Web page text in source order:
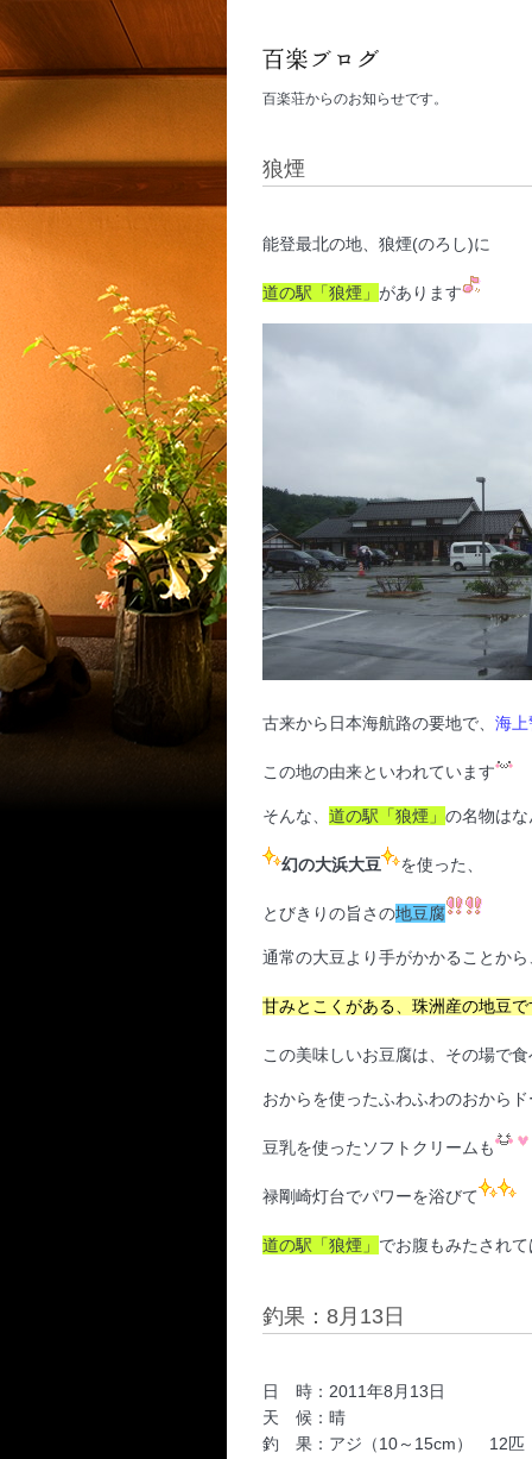
百楽荘からのお知らせです。
狼煙
能登最北の地、狼煙(のろし)に
道の駅「狼煙」 があります
古来から日本海航路の要地で 海上
この地の由来といわれています
そんな、 道の駅「狼煙」 の名物は
幻の大浜大豆 を使った、
とびきりの旨さの地豆腐
通常の大豆より手がかかることか
甘みとこくがある、珠洲産の地豆で
この美味しいお豆腐は、その場で
おからを使ったふわふわのおから
豆乳を使った ソフトクリーム も
禄剛崎灯台でパワーを浴びて
道の駅「狼煙」 でお腹もみたされ
釣果：8月13日
日 時：2011年8月13日
天 候：晴
釣 果：アジ（10～15cm） 12匹